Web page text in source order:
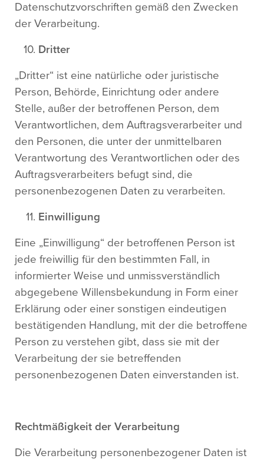
Datenschutzvorschriften gemäß den Zwecken
der Verarbeitung.
Dritter
„Dritter“ ist eine natürliche oder juristische
Person, Behörde, Einrichtung oder andere
Stelle, außer der betroffenen Person, dem
Verantwortlichen, dem Auftragsverarbeiter und
den Personen, die unter der unmittelbaren
Verantwortung des Verantwortlichen oder des
Auftragsverarbeiters befugt sind, die
personenbezogenen Daten zu verarbeiten.
Einwilligung
Eine „Einwilligung“ der betroffenen Person ist
jede freiwillig für den bestimmten Fall, in
informierter Weise und unmissverständlich
abgegebene Willensbekundung in Form einer
Erklärung oder einer sonstigen eindeutigen
bestätigenden Handlung, mit der die betroffene
Person zu verstehen gibt, dass sie mit der
Verarbeitung der sie betreffenden
personenbezogenen Daten einverstanden ist.
Rechtmäßigkeit der Verarbeitung
Die Verarbeitung personenbezogener Daten ist